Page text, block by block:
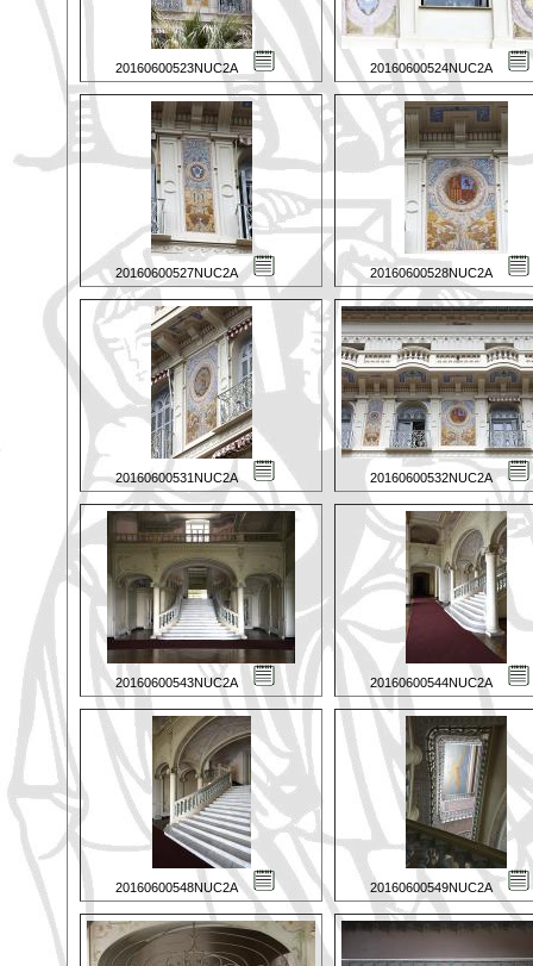
20160600523NUC2A 20160600524NUC2A
20160600527NUC2A 20160600528NUC2A
20160600531NUC2A 20160600532NUC2A
20160600543NUC2A 20160600544NUC2A
20160600548NUC2A 20160600549NUC2A